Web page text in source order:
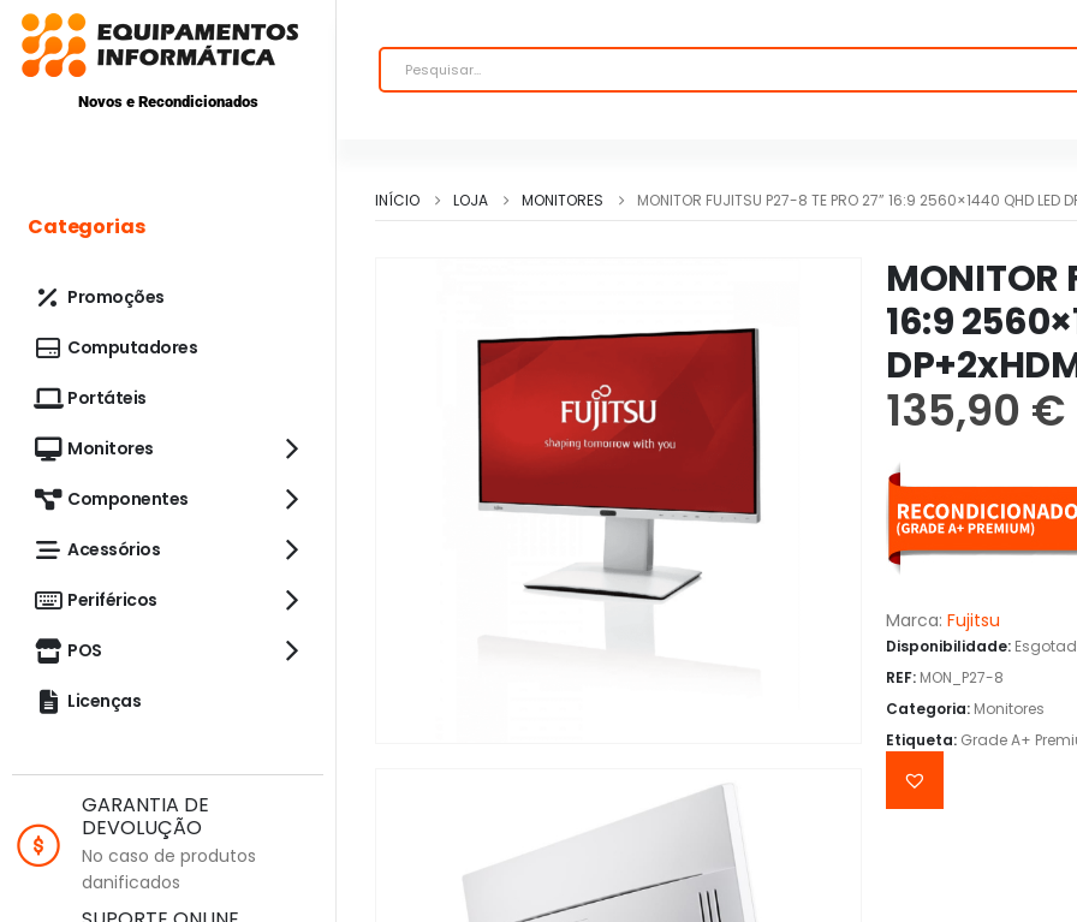
Novos e Recondicionados
INÍCIO LOJA MONITORES MONITOR FUJITSU P27-8 TE PRO 27” 16:9 2560×1440 QHD LED
MONITOR
16:9
135,90 €
Marca: Fujitsu
Disponibilidade:
REF: MON_P27-8
Categoria: Monitores
Etiqueta: Grade A+
Categorias
Promoções
Computadores
Portáteis
Monitores
Componentes
Acessórios
Periféricos
POS
Licenças
GARANTIA DE
DEVOLUÇÃO
No caso de produtos
danificados